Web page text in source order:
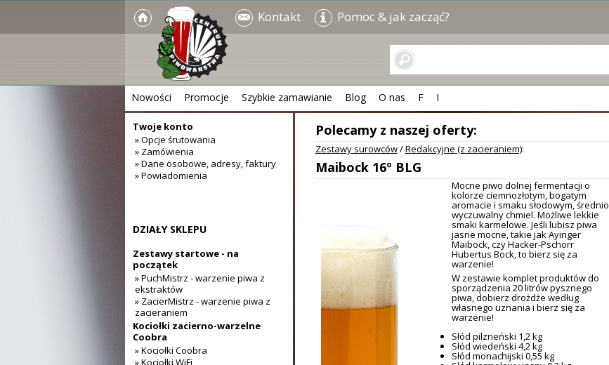
Kontakt Pomoc & jak zacząć?
Nowości Promocje Szybkie zamawianie Blog O nas F I
Polecamy z naszej oferty:
Zestawy surowców/Redakcyjne (z zacieraniem):
Maibock 16º BLG
Mocne piwo dolnej fermentacji o
kolorze ciemnozłotym, bogatym
aromacie i smaku słodowym, średnio
wyczuwalny chmiel. Możliwe lekkie
smaki karmelowe. Jeśli lubisz piwa
jasne mocne, takie jak Ayinger
Maibock, czy Hacker-Pschorr
Hubertus Bock, to bierz się za
warzenie!
W zestawie komplet produktów do
sporządzenia 20 litrów pysznego
piwa, dobierz drożdże według
własnego uznania i bierz się za
warzenie!
Słód pilzneński 1,2 kg
Słód wiedeński 4,2 kg
Słód monachijski 0,55 kg
Twoje konto
» Opcje śrutowania
» Zamówienia
» Dane osobowe, adresy, faktury
» Powiadomienia
DZIAŁY SKLEPU
Zestawy startowe - na
początek
» PuchMistrz - warzenie piwa z
ekstraktów
» ZacierMistrz - warzenie piwa z
zacieraniem
Kociołki zacierno-warzelne
Coobra
» Kociołki Coobra
» Kociołki WiFi